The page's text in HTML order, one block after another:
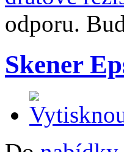
odporu.
Skener